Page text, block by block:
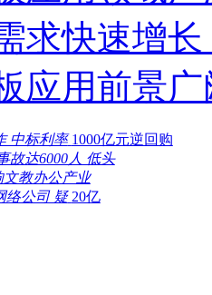
求快速增
应用前景
中标利率 1000亿元逆回购
故达6000人 低头
教办公产业
络公司 疑 20亿